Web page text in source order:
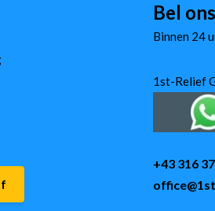
Bel
Binnen 24
1st-Relief
+43 316